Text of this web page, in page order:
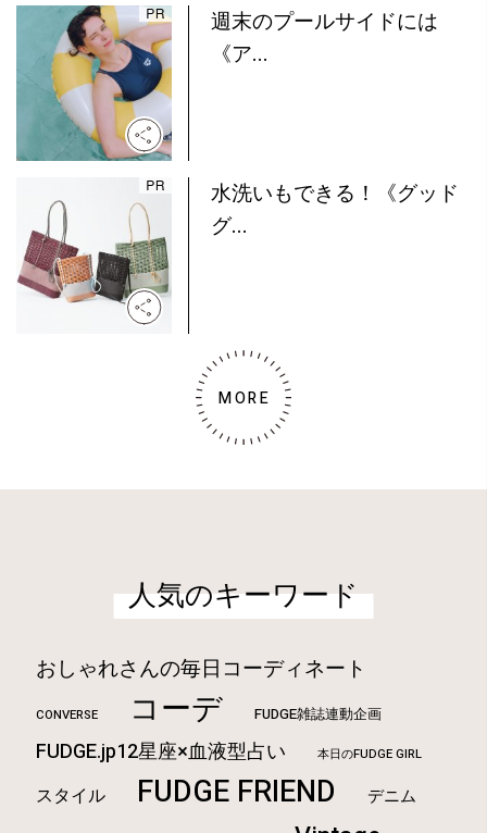
週末のプールサイドには
《ア...
水洗いもできる！《グッド
グ...
MORE
人気のキーワード
おしゃれさんの毎日コーディネート
CONVERSE コーデ FUDGE雑誌連動企画
FUDGE.jp12星座×血液型占い 本日のFUDGE GIRL
スタイル FUDGE FRIEND デニム